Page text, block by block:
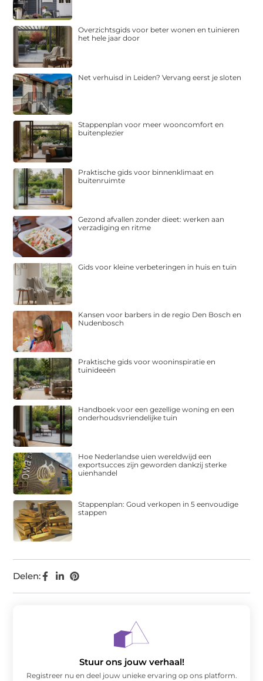
Delen:
Overzichtsgids voor beter wonen en tuinieren
het hele jaar door
Net verhuisd in Leiden? Vervang eerst je sloten
Stappenplan voor meer wooncomfort en
buitenplezier
Praktische gids voor binnenklimaat en
buitenruimte
Gezond afvallen zonder dieet: werken aan
verzadiging en ritme
Gids voor kleine verbeteringen in huis en tuin
Kansen voor barbers in de regio Den Bosch en
Nudenbosch
Praktische gids voor wooninspiratie en
tuinideeën
Handboek voor een gezellige woning en een
onderhoudsvriendelijke tuin
Hoe Nederlandse uien wereldwijd een
exportsucces zijn geworden dankzij sterke
uienhandel
Stappenplan: Goud verkopen in 5 eenvoudige
stappen
Stuur ons jouw verhaal!
Registreer nu en deel jouw unieke ervaring op ons platform.